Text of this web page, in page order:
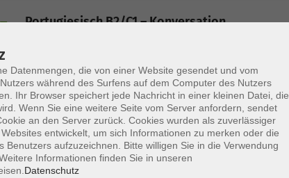
Portugiesisch B2/C1 – Konversation
Portugiesich A1 – Mit geringen Vorkenntnissen
online
Portugiesisch B2/C1 – Konversation
Fortsetzung vom Kurs 77010a - online
Datenmengen, die von einer Website gesendet und vom
während des Surfens auf dem Computer des Nutzers
Ihr Browser speichert jede Nachricht in einer kleinen Datei, die
Wenn Sie eine weitere Seite vom Server anfordern, sendet
an den Server zurück. Cookies wurden als zuverlässiger
entwickelt, um sich Informationen zu merken oder die
Benutzers aufzuzeichnen. Bitte willigen Sie in die Verwendung
Informationen finden Sie in unseren
Datenschutz